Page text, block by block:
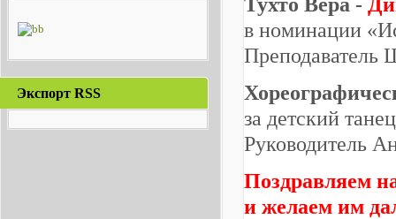
Экспорт RSS
в номинации
Преподаватель
за детский
Руководитель
Поздравляем
и желаем им